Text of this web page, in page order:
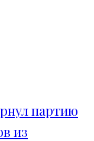
партию
из